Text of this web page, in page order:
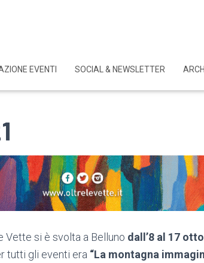
EVENTI SOCIAL & NEWSLETTER
Vette si è svolta a Belluno dall’8 al 17
tutti gli eventi era “La montagna